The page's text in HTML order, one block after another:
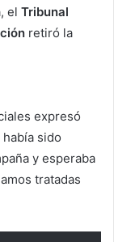
el Tribunal
retiró la
expresó
sido
y esperaba
tratadas